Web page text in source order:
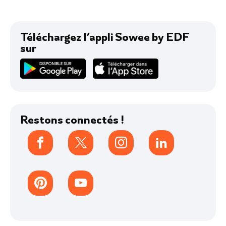
Avis
Téléchargez l’appli Sowee by EDF
sur
Restons connectés !